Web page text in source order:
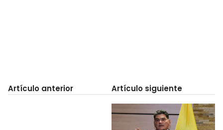
Artículo anterior Artículo siguiente